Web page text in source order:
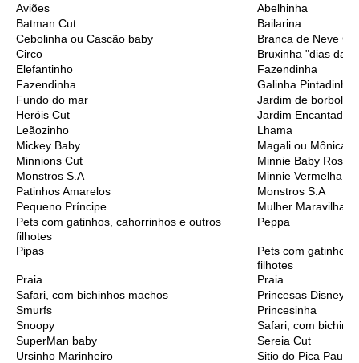
Aviões
Abelhinha
Batman Cut
Bailarina
Cebolinha ou Cascão baby
Branca de Neve Cut
Circo
Bruxinha "dias das
Elefantinho
Fazendinha
Fazendinha
Galinha Pintadinha
Fundo do mar
Jardim de
Heróis Cut
Jardim Encantado
Leãozinho
Lhama
Mickey Baby
Magali ou Mônica
Minnions Cut
Minnie Baby Rosa
Monstros S.A
Minnie Vermelha
Patinhos Amarelos
Monstros S.A
Pequeno Príncipe
Mulher Maravilha
Pets com gatinhos, cahorrinhos e outros
filhotes
Peppa
Pipas
Pets com
filhotes
Praia
Praia
Safari, com bichinhos machos
Princesas Disney
Smurfs
Princesinha
Snoopy
Safari, com
SuperMan baby
Sereia Cut
Ursinho Marinheiro
Sitio do Pica Pau